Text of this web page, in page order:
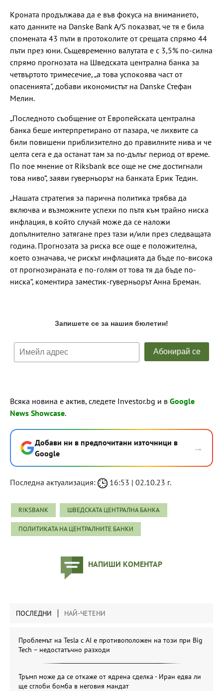
Кроната продължава да е във фокуса на вниманието,
като данните на Danske Bank A/S показват, че тя е била
спомената 43 пъти в протоколите от срещата спрямо 44
пъти през юни. Същевременно валутата е с 3,5% по-силна
спрямо прогнозата на Шведската централна банка за
четвъртото тримесечие, „а това успокоява част от
опасенията", добави икономистът на Danske Стефан
Мелин.
„Последното съобщение от Европейската централна
банка беше интерпретирано от пазара, че лихвите са
били повишени приблизително до правилните нива и че
целта сега е да останат там за по-дълъг период от време.
По пое мнение от Riksbank все още не сме достигнали
това ниво“, заяви гуверньорът на банката Ерик Тедин.
„Нашата стратегия за парична политика трябва да
включва и възможните успехи по пътя към трайно ниска
инфлация, в който случай може да се наложи
допълнително затягане през тази и/или през следващата
година. Прогнозата за риска все още е положителна,
което означава, че рискът инфлацията да бъде по-висока
от прогнозираната е по-голям от това тя да бъде по-
ниска“, коментира заместик-гуверньорът Анна Бреман.
Всяка новина е актив, следете Investor.bg и в Google
News Showcase.
Добави ни в предпочитани източници в
Google
→
Последна актуализация: 16:53 | 02.10.23 г.
RIKSBANK ШВЕДСКАТА ЦЕНТРАЛНА БАНКА
ПОЛИТИКАТА НА ЦЕНТРАЛНИТЕ БАНКИ
НАПИШИ КОМЕНТАР
ПОСЛЕДНИ НАЙ-ЧЕТЕНИ
Проблемът на Tesla с AI е противоположен на този при Big
Tech – недостатъчно разходи
Тръмп може да се откаже от ядрена сделка - Иран едва ли
ще сглоби бомба в неговия мандат